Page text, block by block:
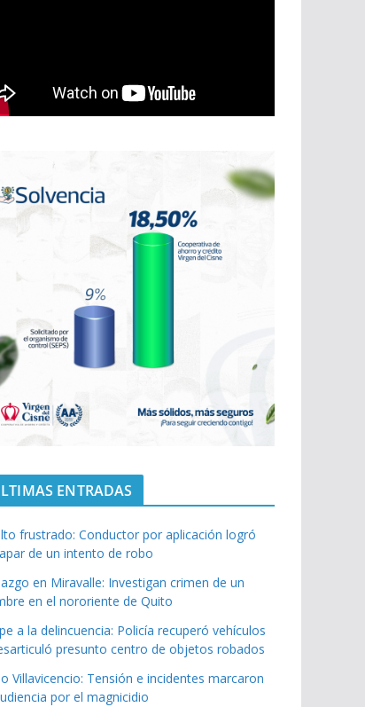
ENTRADAS
frustrado: Conductor por aplicación logró
de un intento de robo
en Miravalle: Investigan crimen de un
en el nororiente de Quito
a la delincuencia: Policía recuperó vehículos
presunto centro de objetos robados
Villavicencio: Tensión e incidentes marcaron
por el magnicidio